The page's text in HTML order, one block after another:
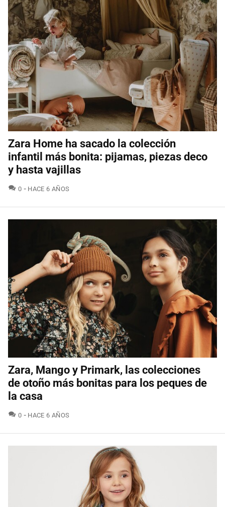
Zara Home ha sacado la colección
infantil más bonita: pijamas, piezas deco
y hasta vajillas
0 COMENTARIOS
HACE 6 AÑOS
Zara, Mango y Primark, las colecciones
de otoño más bonitas para los peques de
la casa
0 COMENTARIOS
HACE 6 AÑOS